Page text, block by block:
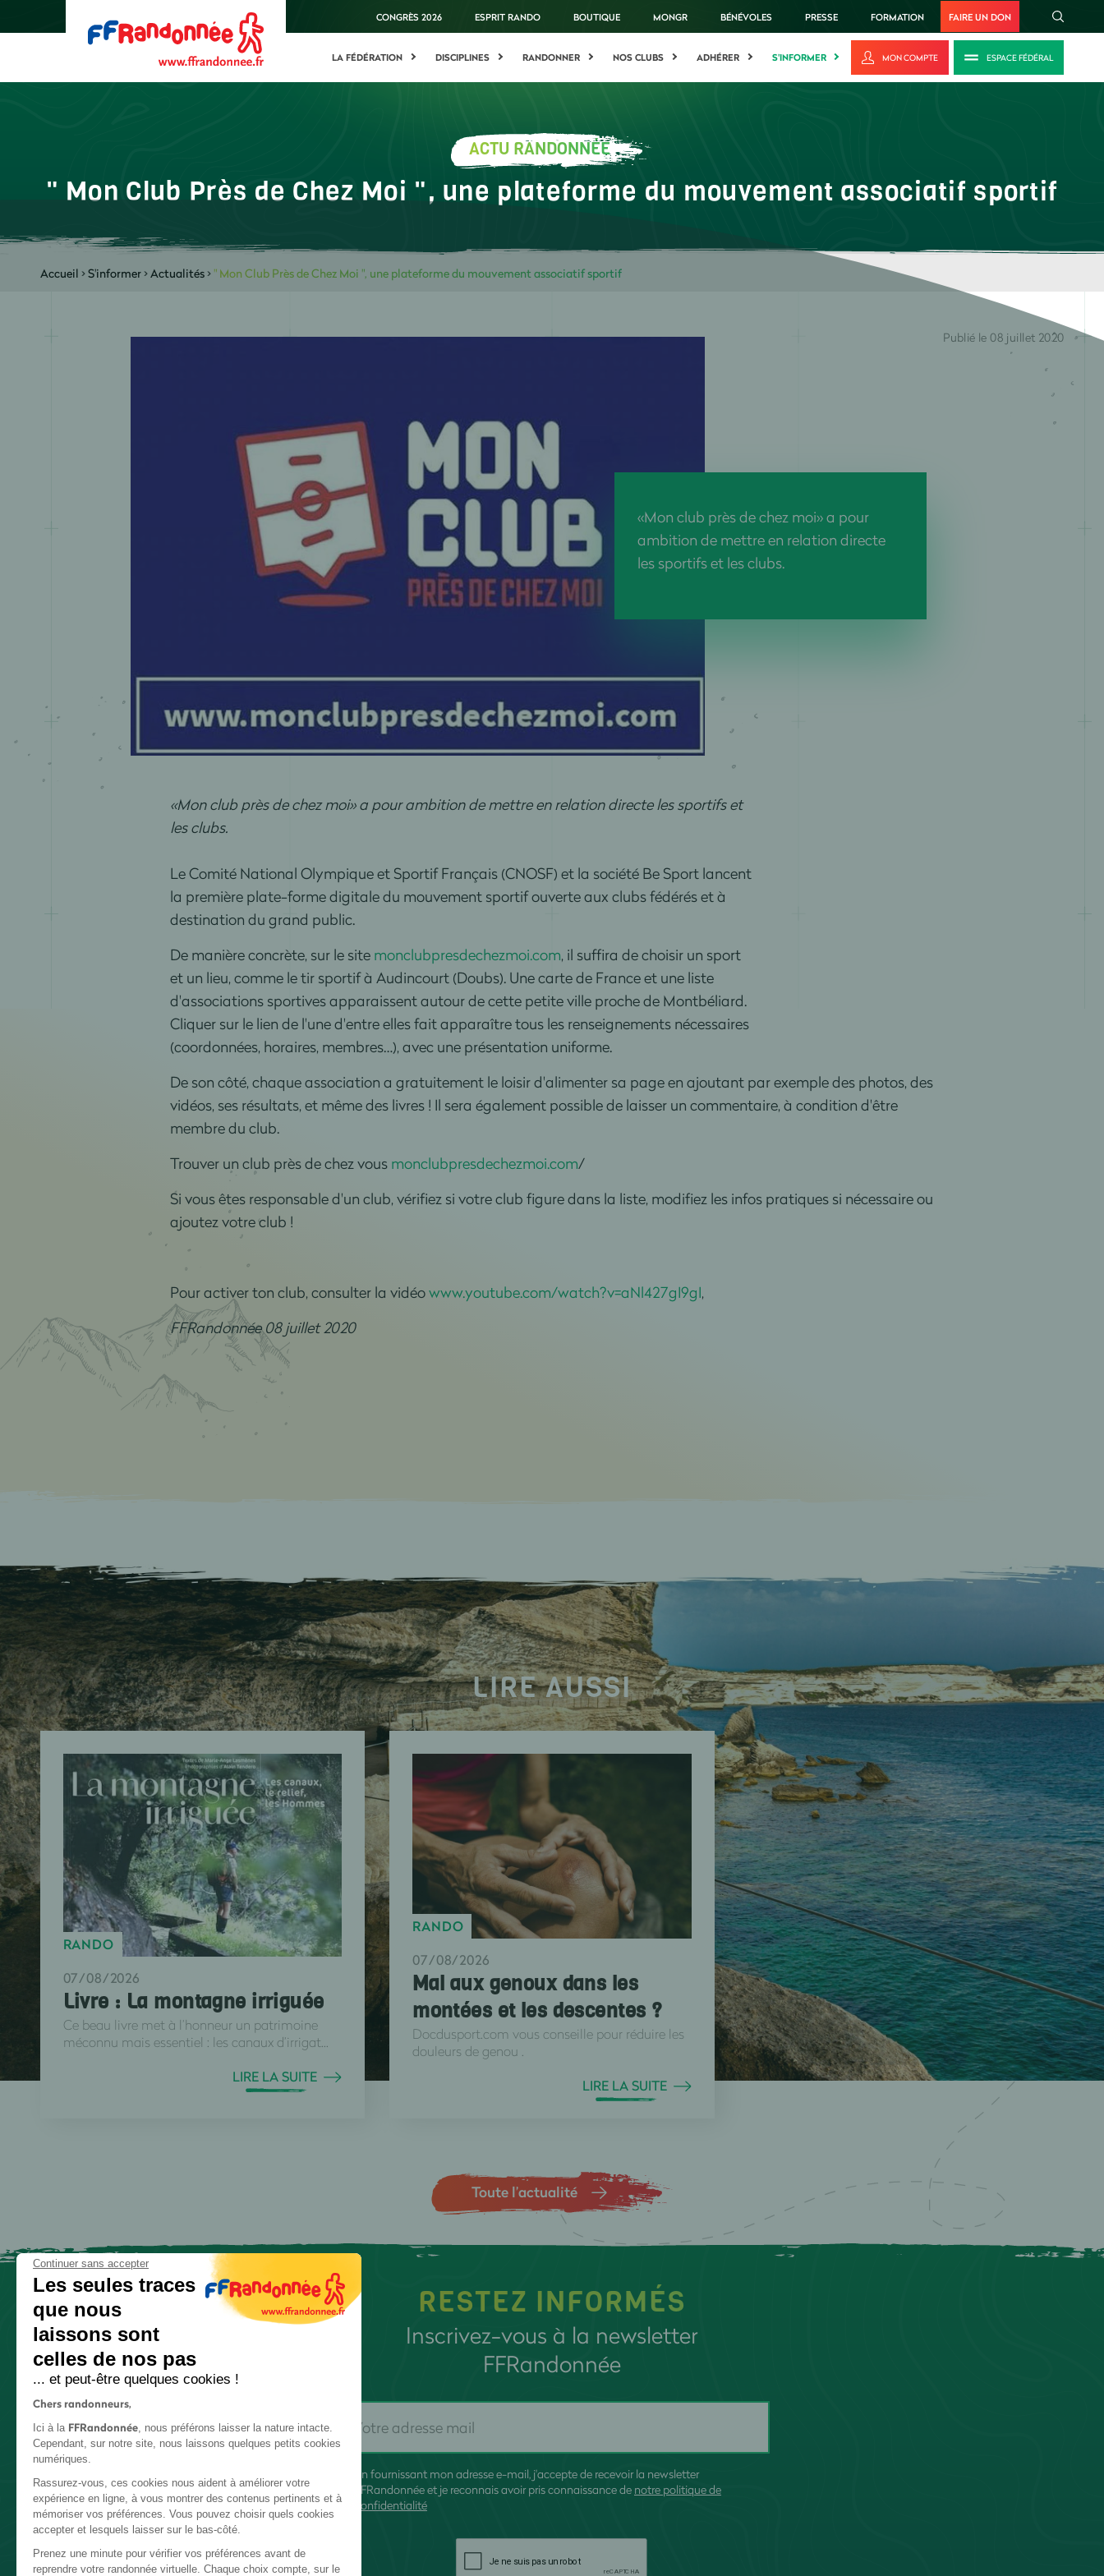
CONGRÈS 2026 ESPRIT RANDO BOUTIQUE MONGR BÉNÉVOLES PRESSE FORMATION FAIRE UN DON
LA FÉDÉRATION DISCIPLINES RANDONNER NOS CLUBS ADHÉRER S'INFORMER MON COMPTE ESPACE FÉDÉRAL
ACTU RANDONNÉE
" Mon Club Près de Chez Moi ", une plateforme du mouvement associatif sportif
Accueil >S'informer>Actualités>" Mon Club Près de Chez Moi ", une plateforme du mouvement associatif sportif
«Mon club près de chez moi» a pour
ambition de mettre en relation directe
les sportifs et les clubs.
Publié le 08 juillet 2020
«Mon club près de chez moi» a pour ambition de mettre en relation directe les sportifs et
les clubs.
Le Comité National Olympique et Sportif Français (CNOSF) et la société Be Sport lancent
la première plate-forme digitale du mouvement sportif ouverte aux clubs fédérés et à
destination du grand public.
De manière concrète, sur le site monclubpresdechezmoi.com, il suffira de choisir un sport
et un lieu, comme le tir sportif à Audincourt (Doubs). Une carte de France et une liste
d'associations sportives apparaissent autour de cette petite ville proche de Montbéliard.
Cliquer sur le lien de l'une d'entre elles fait apparaître tous les renseignements nécessaires
(coordonnées, horaires, membres…), avec une présentation uniforme.
De son côté, chaque association a gratuitement le loisir d'alimenter sa page en ajoutant par exemple des photos, des
vidéos, ses résultats, et même des livres ! Il sera également possible de laisser un commentaire, à condition d'être
membre du club.
Trouver un club près de chez vous monclubpresdechezmoi.com/
Si vous êtes responsable d'un club, vérifiez si votre club figure dans la liste, modifiez les infos pratiques si nécessaire ou
ajoutez votre club !
Pour activer ton club, consulter la vidéowww.youtube.com/watch?v=aNl427gI9gI,
FFRandonnée 08 juillet 2020
LIRE AUSSI
RANDO
07/08/2026
Livre : La montagne irriguée
Ce beau livre met à l’honneur un patrimoine
méconnu mais essentiel : les canaux d’irrigat...
LIRE LA SUITE
RANDO
07/08/2026
Mal aux genoux dans les
montées et les descentes ?
Docdusport.com vous conseille pour réduire les
douleurs de genou .
LIRE LA SUITE
Toute l’actualité
RESTEZ INFORMÉS
Inscrivez-vous à la newsletter
FFRandonnée
En fournissant mon adresse e-mail, j'accepte de recevoir la newsletter
FFRandonnée et je reconnais avoir pris connaissance de notre politique de
confidentialité
Continuer sans accepter
Les seules traces
que nous
laissons sont
celles de nos pas
... et peut-être quelques cookies !
Chers randonneurs,
Ici à la FFRandonnée, nous préférons laisser la nature intacte.
Cependant, sur notre site, nous laissons quelques petits cookies
numériques.
Rassurez-vous, ces cookies nous aident à améliorer votre
expérience en ligne, à vous montrer des contenus pertinents et à
mémoriser vos préférences. Vous pouvez choisir quels cookies
accepter et lesquels laisser sur le bas-côté.
Prenez une minute pour vérifier vos préférences avant de
reprendre votre randonnée virtuelle. Chaque choix compte, sur le